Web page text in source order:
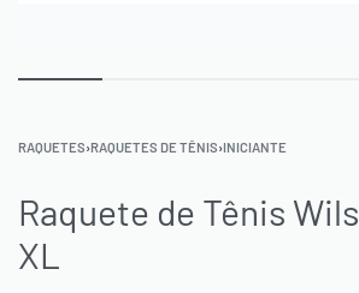
RAQUETES›RAQUETES DE TÊNIS›INICIANTE
Raquete de Tênis
XL